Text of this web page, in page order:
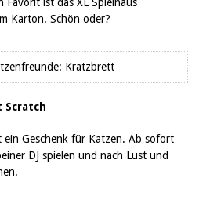
Karton. Schön oder?
Scratch
ein Geschenk für Katzen. Ab sofort
DJ spielen und nach Lust und